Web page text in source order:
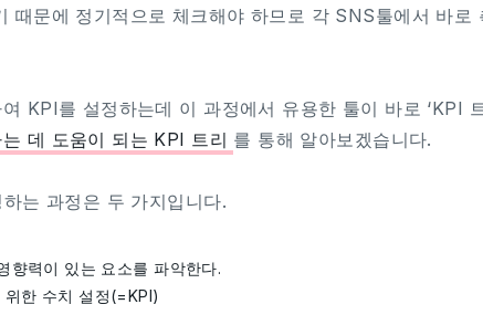
때문에 정기적으로 체크해야 하므로 각 SNS툴에서 바로
KPI를 설정하는데 이 과정에서 유용한 툴이 바로 ‘KPI
데 도움이 되는 KPI 트리 를 통해 알아보겠습니다.
는 과정은 두 가지입니다.
향력이 있는 요소를 파악한다.
한 수치 설정(=KPI)